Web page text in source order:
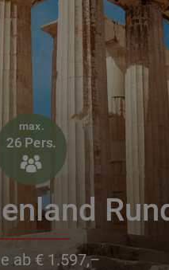
max.
26 Pers.

ab € 1.597,–